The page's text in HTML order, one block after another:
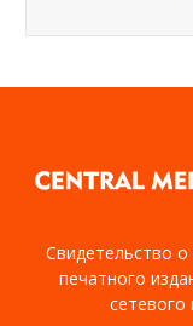
Свидетельство о
печатного
сетевого